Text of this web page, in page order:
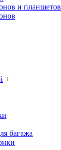
и планшетов
+
багажа